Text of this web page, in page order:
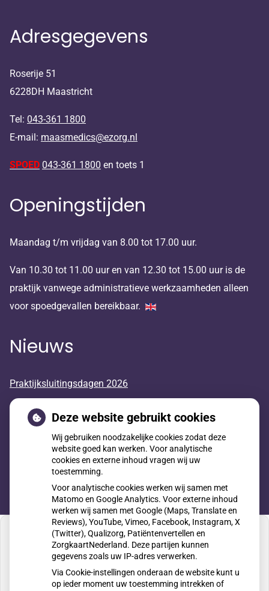
Adresgegevens
Roserije 51
6228DH Maastricht
Tel: 043-361 1800
E-mail: maasmedics@ezorg.nl
SPOED 043-361 1800 en toets 1
Openingstijden
Maandag t/m vrijdag van 8.00 tot 17.00 uur.
Van 10.30 tot 11.00 uur en van 12.30 tot 15.00 uur is de
praktijk vanwege administratieve werkzaamheden alleen
voor spoedgevallen bereikbaar.
Nieuws
Praktijksluitingsdagen 2026
Huisarts in opleiding
Geneesmiddelen mee op reis
U heeft geen toestemming gegeven voor
externe inhoud die nodig is om dit te zien.
Deze website gebruikt cookies
Wij gebruiken noodzakelijke cookies zodat deze
website goed kan werken. Voor analytische
cookies en externe inhoud vragen wij uw
toestemming.
Voor analytische cookies werken wij samen met
Matomo en Google Analytics. Voor externe inhoud
werken wij samen met Google (Maps, Translate en
Reviews), YouTube, Vimeo, Facebook, Instagram, X
(Twitter), Qualizorg, Patiëntenvertellen en
ZorgkaartNederland. Deze partijen kunnen
gegevens zoals uw IP-adres verwerken.
Via Cookie-instellingen onderaan de website kunt u
op ieder moment uw toestemming intrekken of